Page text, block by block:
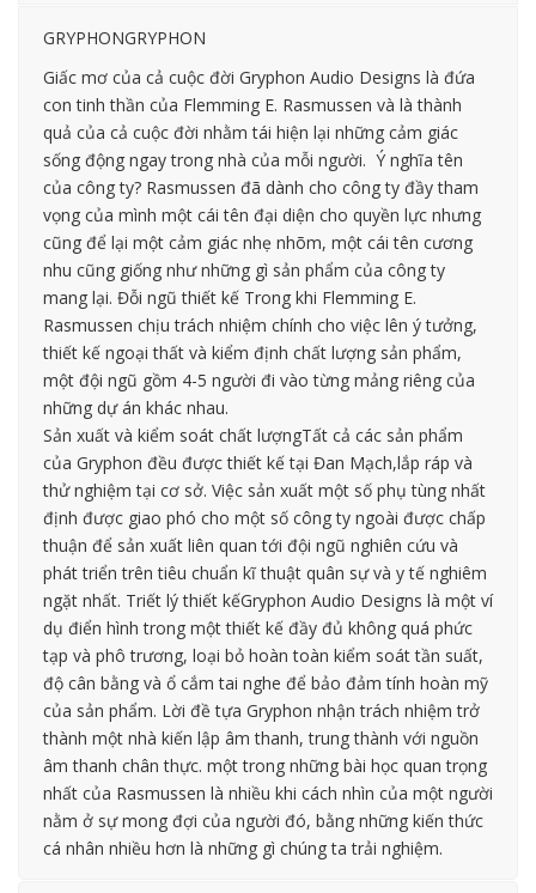
GRYPHONGRYPHON
Giấc mơ của cả cuộc đời Gryphon Audio Designs là đứa
con tinh thần của Flemming E. Rasmussen và là thành
quả của cả cuộc đời nhằm tái hiện lại những cảm giác
sống động ngay trong nhà của mỗi người. Ý nghĩa tên
của công ty? Rasmussen đã dành cho công ty đầy tham
vọng của mình một cái tên đại diện cho quyền lực nhưng
cũng để lại một cảm giác nhẹ nhõm, một cái tên cương
nhu cũng giống như những gì sản phẩm của công ty
mang lại. Đỗi ngũ thiết kế Trong khi Flemming E.
Rasmussen chịu trách nhiệm chính cho việc lên ý tưởng,
thiết kế ngoại thất và kiểm định chất lượng sản phẩm,
một đội ngũ gồm 4-5 người đi vào từng mảng riêng của
những dự án khác nhau.
Sản xuất và kiểm soát chất lượngTất cả các sản phẩm
của Gryphon đều được thiết kế tại Đan Mạch,lắp ráp và
thử nghiệm tại cơ sở. Việc sản xuất một số phụ tùng nhất
định được giao phó cho một số công ty ngoài được chấp
thuận để sản xuất liên quan tới đội ngũ nghiên cứu và
phát triển trên tiêu chuẩn kĩ thuật quân sự và y tế nghiêm
ngặt nhất. Triết lý thiết kếGryphon Audio Designs là một ví
dụ điển hình trong một thiết kế đầy đủ không quá phức
tạp và phô trương, loại bỏ hoàn toàn kiểm soát tần suất,
độ cân bằng và ổ cắm tai nghe để bảo đảm tính hoàn mỹ
của sản phẩm. Lời đề tựa Gryphon nhận trách nhiệm trở
thành một nhà kiến lập âm thanh, trung thành với nguồn
âm thanh chân thực. một trong những bài học quan trọng
nhất của Rasmussen là nhiều khi cách nhìn của một người
nằm ở sự mong đợi của người đó, bằng những kiến thức
cá nhân nhiều hơn là những gì chúng ta trải nghiệm.